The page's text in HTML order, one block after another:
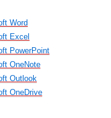
Word
Excel
PowerPoint
OneNote
Outlook
OneDrive